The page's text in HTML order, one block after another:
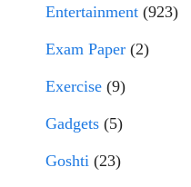
Entertainment (923)
Exam Paper (2)
Exercise (9)
Gadgets (5)
Goshti (23)